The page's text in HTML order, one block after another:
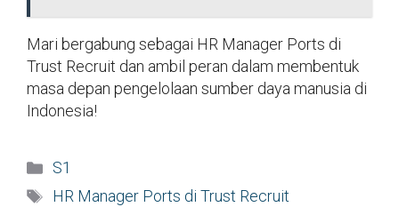
Mari bergabung sebagai HR Manager Ports di
Trust Recruit dan ambil peran dalam membentuk
masa depan pengelolaan sumber daya manusia di
Indonesia!
Kategori
S1
Tag
HR Manager Ports di Trust Recruit